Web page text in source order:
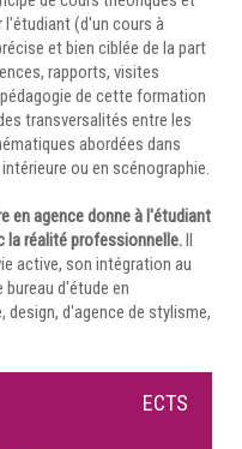
l'étudiant (d'un cours à
et bien ciblée de la part
rapports, visites
de cette formation
transversalités entre les
abordées dans
ou en scénographie.
en agence donne à l'étudiant
la réalité professionnelle.Il
active, son intégration au
d'étude en
d'agence de stylisme,
ECTS